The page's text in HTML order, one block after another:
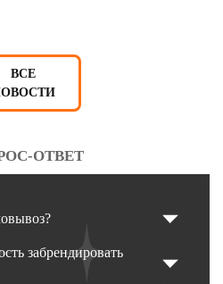
ВСЕ
ОТВЕТ
забрендировать